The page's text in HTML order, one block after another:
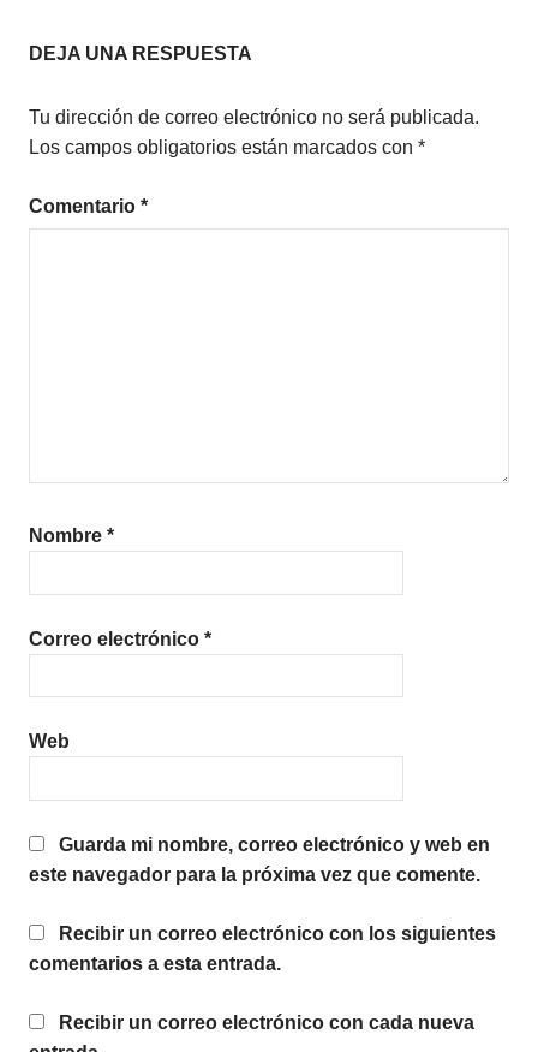
entradas
DEJA UNA RESPUESTA
Tu dirección de correo electrónico no será publicada.
Los campos obligatorios están marcados con *
Comentario *
Nombre *
Correo electrónico *
Web
Guarda mi nombre, correo electrónico y web en
este navegador para la próxima vez que comente.
Recibir un correo electrónico con los siguientes
comentarios a esta entrada.
Recibir un correo electrónico con cada nueva